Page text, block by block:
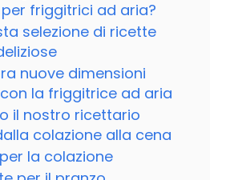
friggitrici ad aria?
selezione di ricette
nuove dimensioni
la friggitrice ad aria
il nostro ricettario
colazione alla cena
la colazione